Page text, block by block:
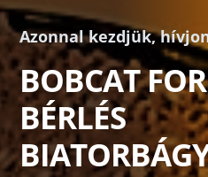
Azonnal kezdjük,
BOBCAT
BÉRLÉS